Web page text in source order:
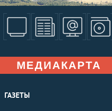
МЕДИАКАРТА
ГАЗЕТЫ